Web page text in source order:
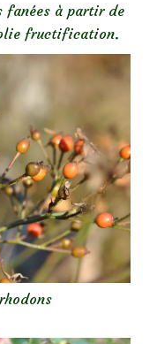
fanées à partir de
fructification.